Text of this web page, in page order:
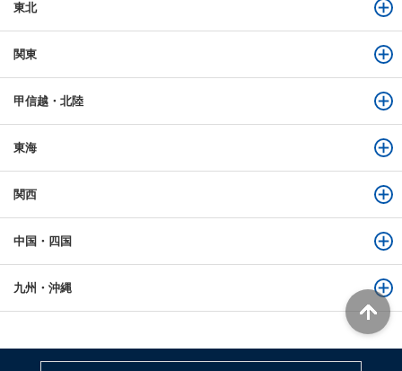
東北
関東
甲信越・北陸
東海
関西
中国・四国
九州・沖縄